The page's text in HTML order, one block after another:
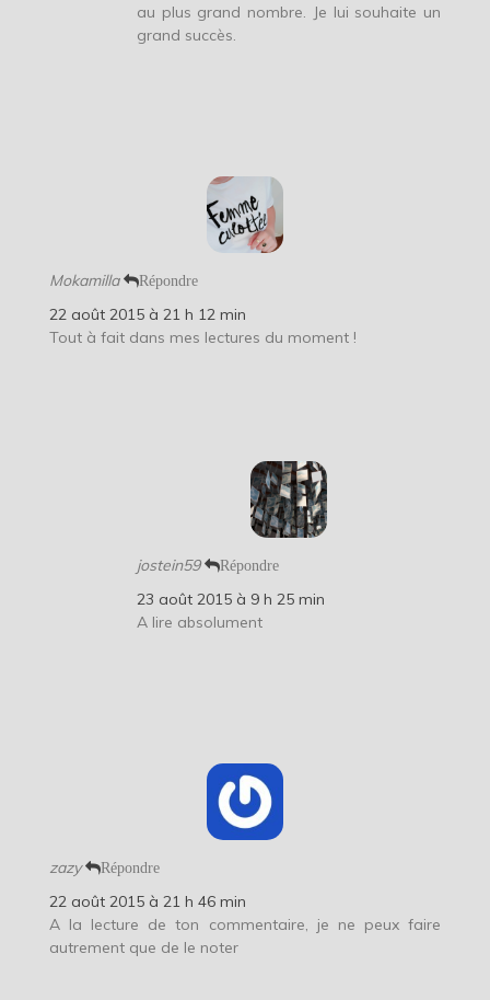
au plus grand nombre. Je lui souhaite un
grand succès.
Mokamilla Répondre
22 août 2015 à 21 h 12 min
Tout à fait dans mes lectures du moment !
jostein59 Répondre
23 août 2015 à 9 h 25 min
A lire absolument
zazy Répondre
22 août 2015 à 21 h 46 min
A la lecture de ton commentaire, je ne peux faire
autrement que de le noter